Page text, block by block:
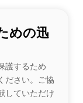
めの迅
護するため
ださい。ご協
していただけ